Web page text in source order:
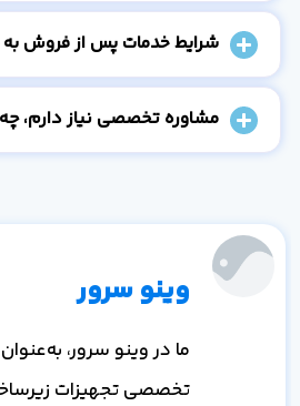
شرایط خدمات پس از فروش
مشاوره تخصصی نیاز دارم،
وینو سرور
ما در وینو سرور،
تخصصی تجهیزات